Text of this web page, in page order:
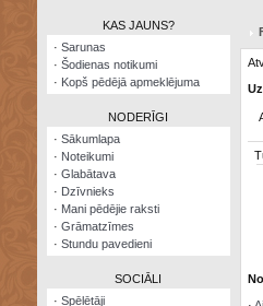
Šodienas
Visatcera
almanahs
KAS JAUNS?
· Sarunas
· Šodienas notikumi
· Kopš pēdējā apmeklējuma
NODERĪGI
· Sākumlapa
· Noteikumi
· Glabātava
· Dzīvnieks
· Mani pēdējie raksti
· Grāmatzīmes
· Stundu pavedieni
SOCIĀLI
· Spēlētāji